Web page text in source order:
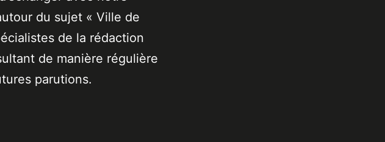
du sujet « Ville de
de la rédaction
de manière régulière
parutions.